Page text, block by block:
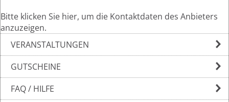
Bitte klicken Sie hier, um die Kontaktdaten des Anbieters
anzuzeigen.
VERANSTALTUNGEN
GUTSCHEINE
FAQ / HILFE